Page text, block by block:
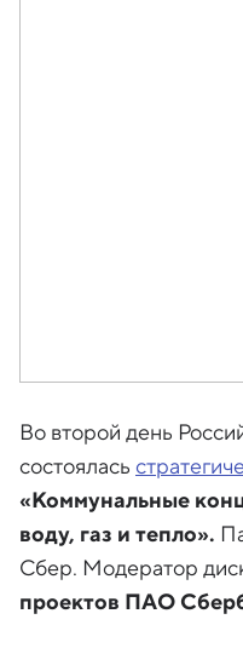
Во второй день
состоялась
«Коммунальные
воду, газ и тепло».
Сбер. Модератор
проектов ПАО